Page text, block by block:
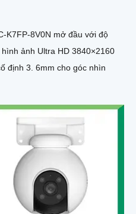
K7FP-8V0N mở đầu với độ
ảnh Ultra HD 3840×2160
định 3. 6mm cho góc nhìn